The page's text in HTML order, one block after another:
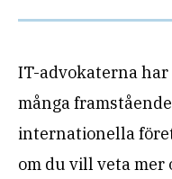
IT-advokaterna
många
internationella
om du vill veta mer